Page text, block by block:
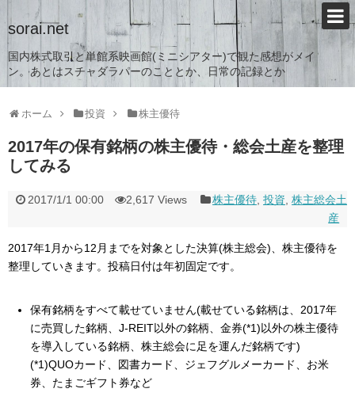
sorai.net
国内株式取引と単館系映画館(ミニシアター)で観た感想がメイ
ン。あとはスチャダラパーのこととか、日常の記録とか
ホーム 投資 株主優待
2017年の保有銘柄の株主優待・総会土産を整理
してみる
2017/1/1 00:00 2,617 Views 株主優待 投資 株主総会土
産
2017年1月から12月までを対象とした決算(株主総会)、株主優待を
整理していきます。投稿日付は年初固定です。
保有銘柄をすべて載せていません(載せている銘柄は、2017年
に売買した銘柄、J-REIT以外の銘柄、金券(*1)以外の株主優待
を導入している銘柄、株主総会に足を運んだ銘柄です)
(*1)QUOカード、図書カード、ジェフグルメーカード、お米
券、たまごギフト券など